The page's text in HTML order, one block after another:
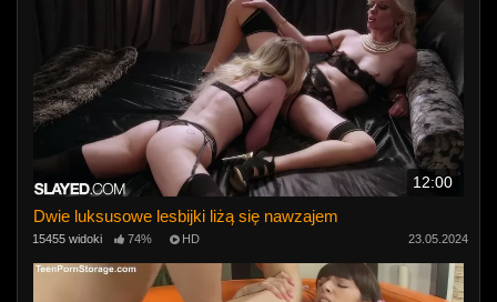
12:00
Dwie luksusowe lesbijki liżą się nawzajem
15455 widoki 74% HD 23.05.2024